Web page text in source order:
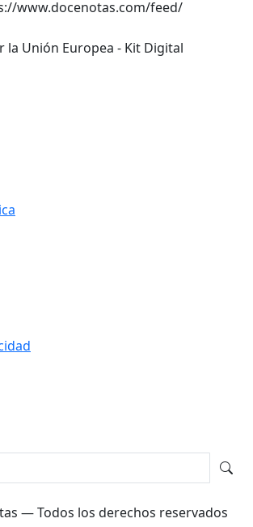
www.docenotas.com/feed/
— Todos los derechos reservados